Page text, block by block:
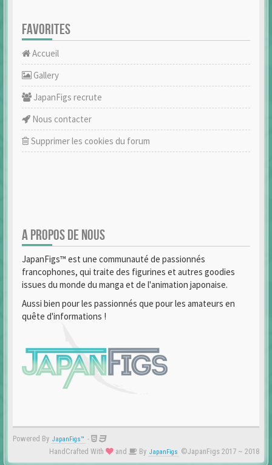
FAVORITES
Accueil
Gallery
JapanFigs recrute
Nous contacter
Supprimer les cookies du forum
A PROPOS DE NOUS
JapanFigs™ est une communauté de passionnés
francophones, qui traite des figurines et autres goodies
issues du monde du manga et de l'animation japonaise.
Aussi bien pour les passionnés que pour les amateurs en
quête d'informations !
Powered By JapanFigs™ -
HandCrafted With
and By JapanFigs ©JapanFigs 2017 ~ 2018